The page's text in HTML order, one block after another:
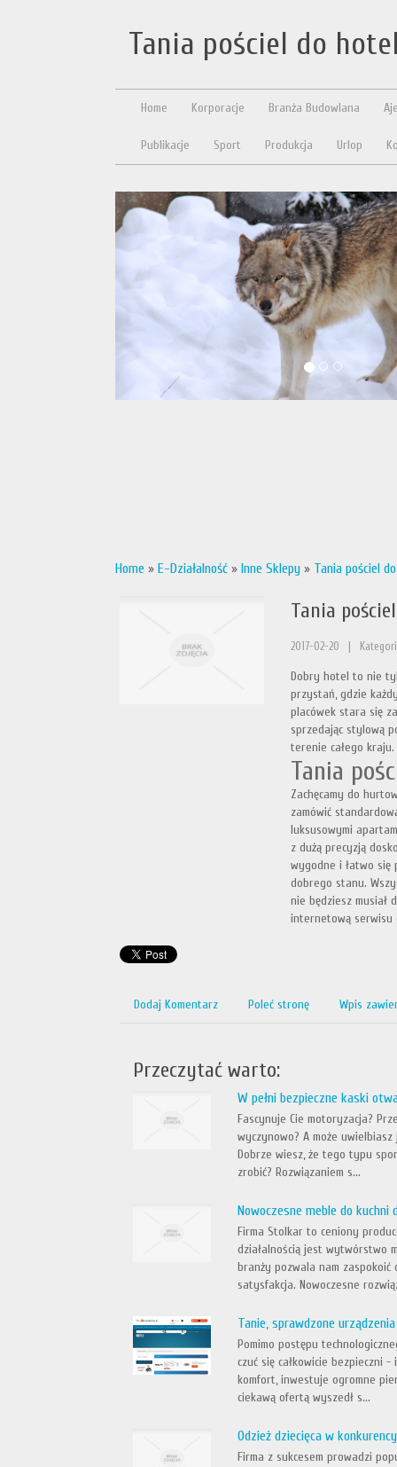
Tania pościel do
Home Korporacje Branża Budowlana
Publikacje Sport Produkcja Urlop
Home » E-Działalność » Inne Sklepy » Tania pościel
Tania
2017-02-20
Dobry hotel to nie
przystań, gdzie
placówek stara się
sprzedając stylową
terenie całego kraju.
Tania
Zachęcamy do
zamówić
luksusowymi
z dużą precyzją
wygodne i łatwo się
dobrego stanu.
nie będziesz musiał
internetową serwisu
Dodaj Komentarz Poleć stronę Wpis
Przeczytać warto:
W pełni bezpieczne kaski
Fascynuje Cie motoryzacja?
wyczynowo? A może
Dobrze wiesz, że tego typu
zrobić? Rozwiązaniem s...
Nowoczesne meble do kuchni
Firma Stolkar to ceniony
działalnością jest wytwórstwo
branży pozwala nam
satysfakcja. Nowoczesne
Tanie, sprawdzone
Pomimo postępu
czuć się całkowicie bezpieczni
komfort, inwestuje ogromne
ciekawą ofertą wyszedł s...
Odzież dziecięca w
Firma z sukcesem prowadzi